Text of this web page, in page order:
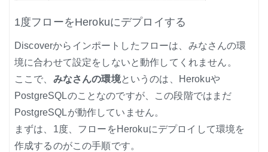
1度フローをHerokuにデプロイする
Discoverからインポートしたフローは、みなさんの環
境に合わせて設定をしないと動作してくれません。
ここで、 みなさんの環境というのは、Herokuや
PostgreSQLのことなのですが、この段階ではまだ
PostgreSQLが動作していません。
まずは、1度、フローをHerokuにデプロイして環境を
作成するのがこの手順です。